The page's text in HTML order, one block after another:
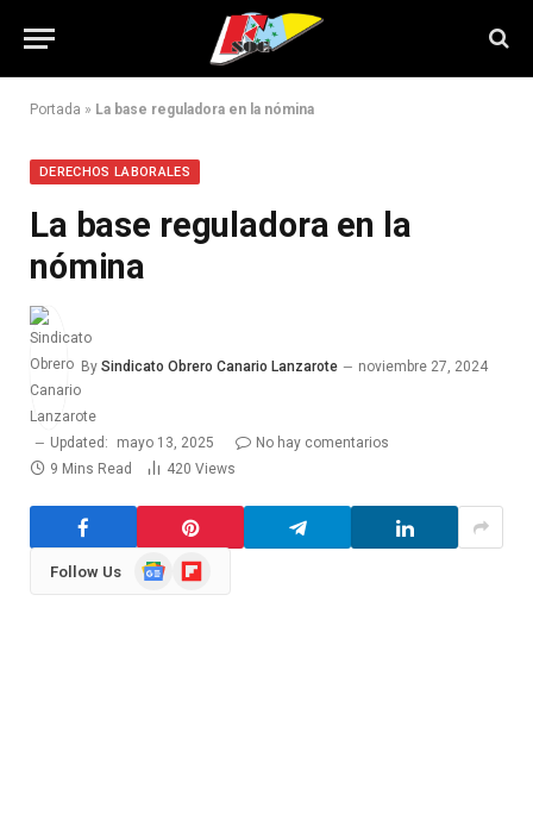
Portada » La base reguladora en la nómina
DERECHOS LABORALES
La base reguladora en la
nómina
By Sindicato Obrero Canario Lanzarote noviembre 27, 2024
Updated: mayo 13, 2025
No hay comentarios
9 Mins Read
420 Views
Follow Us
GoogleFlipboard